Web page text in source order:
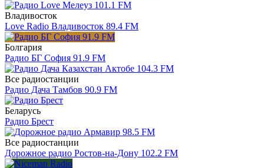
Владивосток
Love Radio Владивосток 89.4 FM
Болгария
Радио БГ София 91.9 FM
Все радиостанции
Радио Дача Тамбов 90.9 FM
Беларусь
Радио Брест
Все радиостанции
Дорожное радио Ростов-на-Дону 102.2 FM